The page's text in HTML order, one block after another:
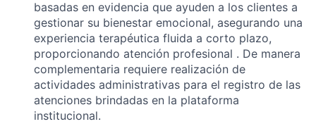
basadas en evidencia que ayuden a los clientes a
gestionar su bienestar emocional, asegurando una
experiencia terapéutica fluida a corto plazo,
proporcionando atención profesional . De manera
complementaria requiere realización de
actividades administrativas para el registro de las
atenciones brindadas en la plataforma
institucional.